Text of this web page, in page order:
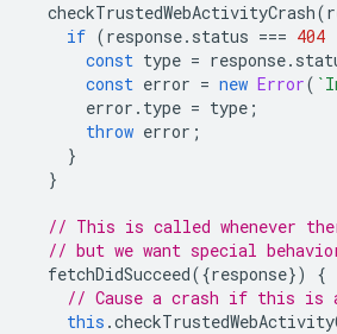
checkTrustedWebActivityCrash(
if (response. status === 404
const type = response.
const error = new Error(
error . type = type ;
throw error ;
}
}
// This is called whenever
// but we want special
fetchDidSucceed({response})
{
// Cause a crash if this is
this .